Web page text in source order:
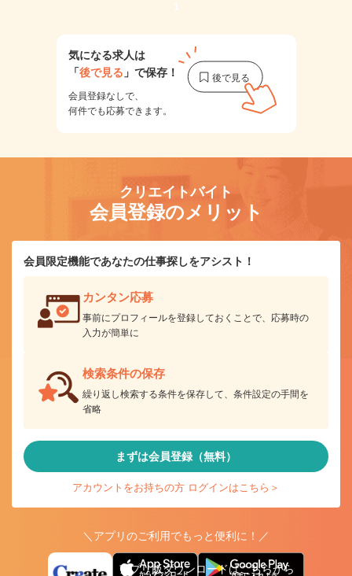
1
気になる求人は
「後で見る 」で保存！
会員登録なしで、
何件でも応募できます。
クリエイトバイト
会員登録のメリット
会員限定機能であなたの仕事探しをアシスト！
カンタン応募
事前にプロフィールを登録しておくことで、応募時の
入力が簡単に
検索条件の保存
繰り返し検索する条件を保存して、条件設定の手間を
省略
まずは会員登録（無料）
アカウントをお持ちの方 ログインはこちら＞
＼アプリのご利用でもっと便利に！／
アプリ版ダウンロードはこちらから